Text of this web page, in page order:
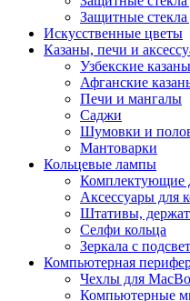
Защитные
Искусственные цветы
Казаны, печи и
Узбекские казаны
Афганские
Печи и мангалы
Саджи
Шумовки и
Мантоварки
Кольцевые лампы
Комплектующие
Аксессуары для
Штативы,
Селфи кольца
Зеркала с
Компьютерная
Чехлы для
Компьютерные